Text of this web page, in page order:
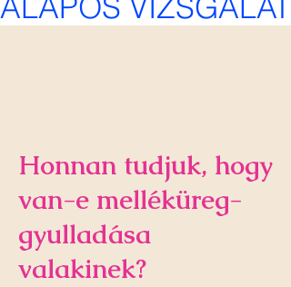
Honnan tudjuk, hogy
van-e melléküreg-
gyulladása
valakinek?